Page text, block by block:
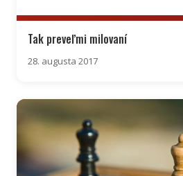
Tak preveľmi milovaní
28. augusta 2017